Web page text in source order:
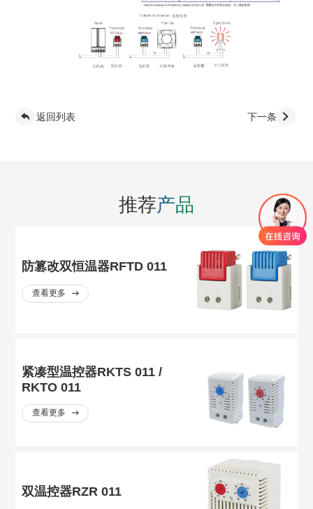
返回列表 下一条
推荐产品
防篡改双恒温器RFTD 011
查看更多
紧凑型温控器RKTS 011 /
RKTO 011
查看更多
双温控器RZR 011